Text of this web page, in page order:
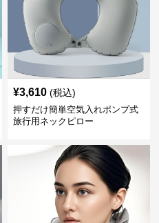
¥3,610 (税込)
押すだけ簡単空気入れポンプ式
旅行用ネックピロー